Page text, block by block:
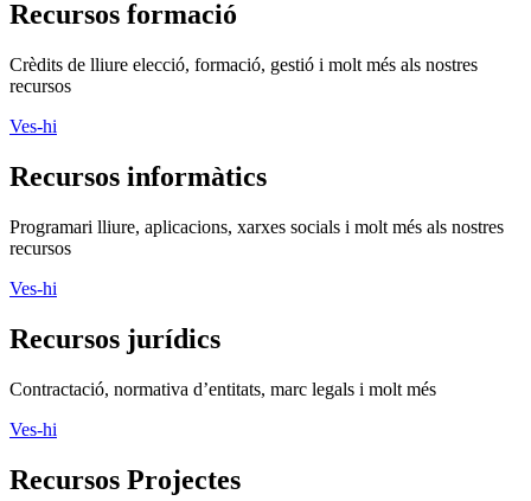
Recursos formació
Crèdits de lliure elecció, formació, gestió i molt més als nostres
recursos
Ves-hi
Recursos informàtics
Programari lliure, aplicacions, xarxes socials i molt més als nostres
recursos
Ves-hi
Recursos jurídics
Contractació, normativa d’entitats, marc legals i molt més
Ves-hi
Recursos Projectes